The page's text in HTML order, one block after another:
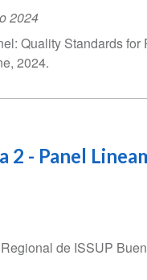
2024
Quality Standards
2024.
2 - Panel
de ISSUP